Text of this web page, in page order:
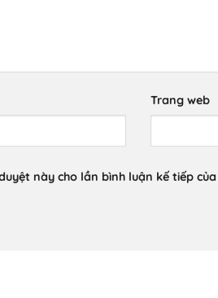
Trang web
này cho lần bình luận kế tiếp